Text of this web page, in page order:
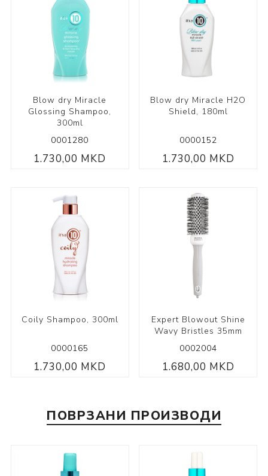
Blow dry Miracle
Glossing Shampoo,
300ml
0001280
1.730,00 MKD
Blow dry Miracle H2O
Shield, 180ml
0000152
1.730,00 MKD
Coily Shampoo, 300ml
0000165
1.730,00 MKD
Expert Blowout Shine
Wavy Bristles 35mm
0002004
1.680,00 MKD
ПОВРЗАНИ ПРОИЗВОДИ